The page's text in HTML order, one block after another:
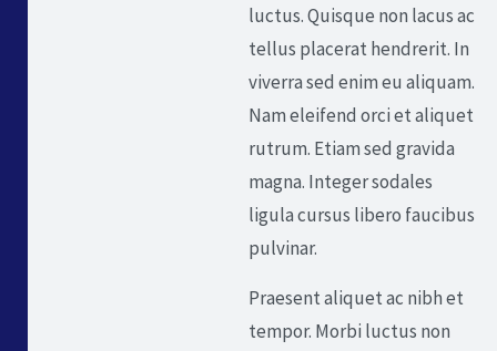
luctus. Quisque non lacus ac
tellus placerat hendrerit. In
viverra sed enim eu aliquam.
Nam eleifend orci et aliquet
rutrum. Etiam sed gravida
magna. Integer sodales
ligula cursus libero faucibus
pulvinar.
Praesent aliquet ac nibh et
tempor. Morbi luctus non